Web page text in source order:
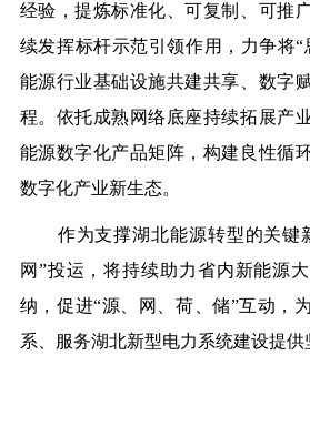
经验，提炼标准化、可复制、可推
续发挥标杆示范引领作用，力争将“
能源行业基础设施共建共享、数字
程。依托成熟网络底座持续拓展产
能源数字化产品矩阵，构建良性循
数字化产业新生态。
作为支撑湖北能源转型的关键
网”投运，将持续助力省内新能源
纳，促进“源、网、荷、储”互动，
系、服务湖北新型电力系统建设提供